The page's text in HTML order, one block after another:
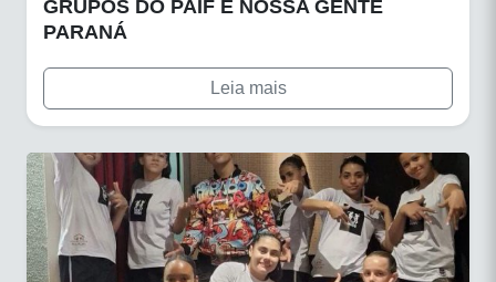
GRUPOS DO PAIF E NOSSA GENTE
PARANÁ
Leia mais